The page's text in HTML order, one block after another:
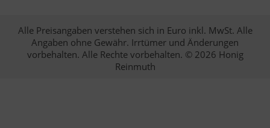
Alle Preisangaben verstehen sich in Euro inkl. MwSt. Alle
Angaben ohne Gewähr. Irrtümer und Änderungen
vorbehalten. Alle Rechte vorbehalten. © 2026 Honig
Reinmuth